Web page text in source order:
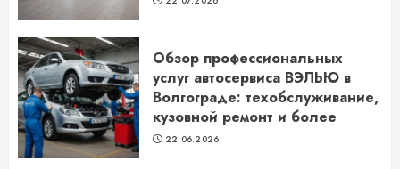
Обзор профессиональных
услуг автосервиса ВЭЛЬЮ в
Волгограде: техобслуживание,
кузовной ремонт и более
22.06.2026